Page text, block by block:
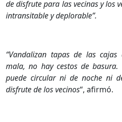
de disfrute para las vecinas y los
intransitable y deplorable”.
“Vandalizan tapas de las
mala, no hay cestos de
puede circular ni de noche ni
disfrute de los vecinos“, afirmó.